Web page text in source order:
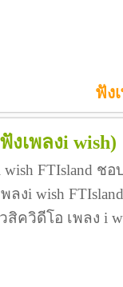
ฟัง
งเพลงi wish)
FTIsland ชอ
ลงi wish
สิควิดีโอ เพลง i